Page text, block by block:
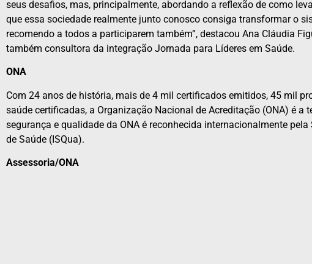
seus desafios, mas, principalmente, abordando a reflexão de como
que essa sociedade realmente junto conosco consiga transformar o
recomendo a todos a participarem também”, destacou Ana Cláudia
também consultora da integração Jornada para Líderes em Saúde.
ONA
Com 24 anos de história, mais de 4 mil certificados emitidos, 45 mil
saúde certificadas, a Organização Nacional de Acreditação (ONA) é
segurança e qualidade da ONA é reconhecida internacionalmente
de Saúde (ISQua).
Assessoria/ONA